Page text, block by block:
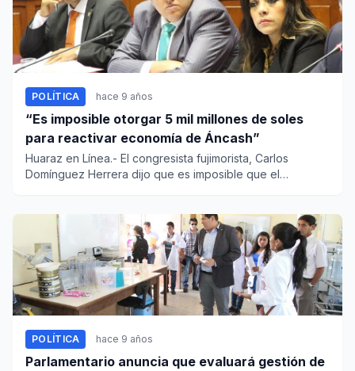
POLÍTICA hace 9 años
“Es imposible otorgar 5 mil millones de soles
para reactivar economía de Áncash”
Huaraz en Línea.- El congresista fujimorista, Carlos
Domínguez Herrera dijo que es imposible que el
POLÍTICA hace 9 años
Parlamentario anuncia que evaluará gestión de